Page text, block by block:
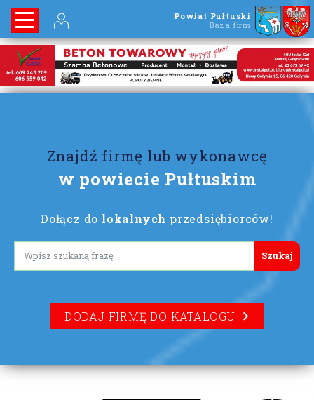
Powiat Pułtuski
Baza firm
Znajdź firmę lub wykonawcę
w powiecie Pułtuskim
Dołącz do lokalnych przedsiębiorców!
Lorem ipsum
DODAJ FIRMĘ DO KATALOGU
lorem ipsum